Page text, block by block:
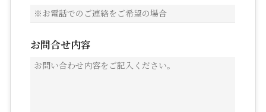
お問合せ内容